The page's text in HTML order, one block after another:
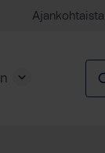
Ajankohtaista